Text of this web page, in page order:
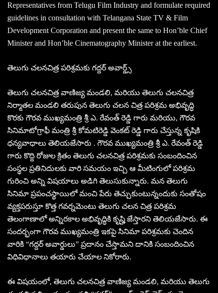
Representatives from Telugu Film Industry and formulate required
guidelines in consultation with Telangana State TV & Film
Development Corporation and present the same to Hon’ble Chief
Minister and Hon’ble Cinematography Minister at the earliest.
తెలుగు చలనచిత్ర పరిశ్రమకు గద్దర్ అవార్డ్స్
తెలుగు చలనచిత్ర వాణిజ్య మండలి, మరియు తెలుగు చలనచిత్ర
నిర్మాతల మండలి తరుపున తెలుగు చలన చిత్ర పరిశ్రమ అభివృద్ధి
కొరకు గౌరవ ముఖ్యమంత్రి శ్రీ ఎ. రేవంత్ రెడ్డి గారు మరియు, గౌరవ
సినిమాటోగ్రాఫీ మంత్రి శ్రీ కోమటిరెడ్డి వెంకట్ రెడ్డి గారు చేస్తున్న కృషికి
ధన్యవాధాలు తెలియజేసారు . గౌరవ ముఖ్యమంత్రి శ్రీ ఎ. రేవంత్ రెడ్డి
గారు కొద్ది రోజుల క్రితం తెలుగు చలనచిత్ర పరిశ్రమకు సంబందించిన
సంస్థల ప్రతినిదులకు వారి సమయం ఇచ్చి ఆ మీటింగులో పరిశ్రమ
గురించి అన్ని విషయాలు అడిగి తెలుసుకున్నారు. మన తెలుగు
సినిమా ప్రపంచస్థాయిలో మంచి పేరు తెచ్చుకుంటున్నందుకు సంతోషం
వ్యక్తపరుస్తూ కొత్త గవర్నమెంటు తెలుగు చలన చిత్ర పరిశ్రమ
తెలంగాణాలో అన్నిరకాల అభివృద్ధికి కృష్హి జేస్తారని తెలియజేసారు. ఈ
సందర్భంగా గౌరవ ముఖ్యమంత్రి ఇకపై సినిమా పరిశ్రమకు చెందిన
వారికి “గద్దర్ అవార్డులు” ప్రదానం చేస్తామని దానికి సంబందించిన
విధివిధానాలు తయారు చేయాల నికోరారు.
ఈ విషయంలో, తెలుగు చలనచిత్ర వాణిజ్య మండలి, మరియు తెలుగు